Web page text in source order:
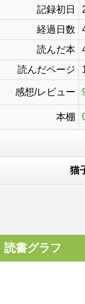
記録初日
経過日数
読んだ本
読んだページ
感想/レビュー
本棚
猫
読書グラフ